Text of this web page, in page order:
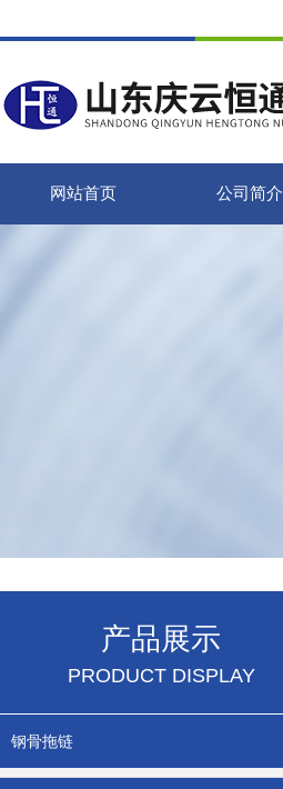
网站首页 公司简介
产品展示
PRODUCT DISPLAY
钢骨拖链